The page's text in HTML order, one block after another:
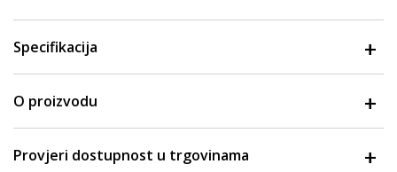
Specifikacija
O proizvodu
Provjeri dostupnost u trgovinama